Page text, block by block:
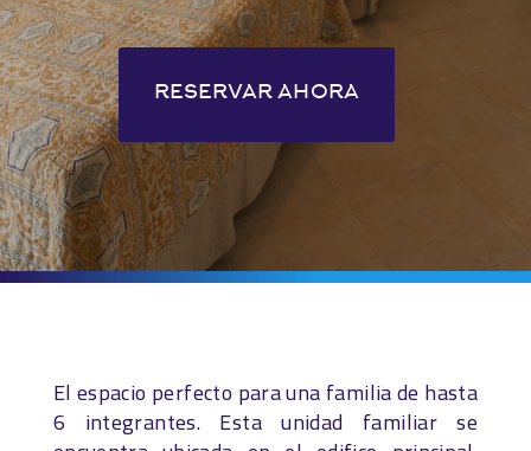
RESERVAR AHORA
El espacio perfecto para una familia de hasta
6 integrantes. Esta unidad familiar se